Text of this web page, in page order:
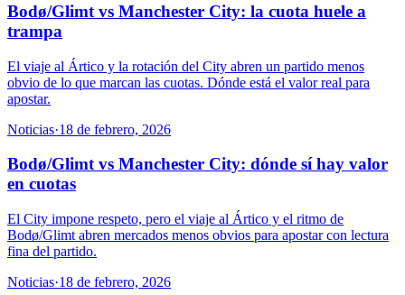
Bodø/Glimt vs Manchester City: la cuota huele a
trampa
El viaje al Ártico y la rotación del City abren un partido menos
obvio de lo que marcan las cuotas. Dónde está el valor real para
apostar.
Noticias·18 de febrero, 2026
Bodø/Glimt vs Manchester City: dónde sí hay valor
en cuotas
El City impone respeto, pero el viaje al Ártico y el ritmo de
Bodø/Glimt abren mercados menos obvios para apostar con lectura
fina del partido.
Noticias·18 de febrero, 2026